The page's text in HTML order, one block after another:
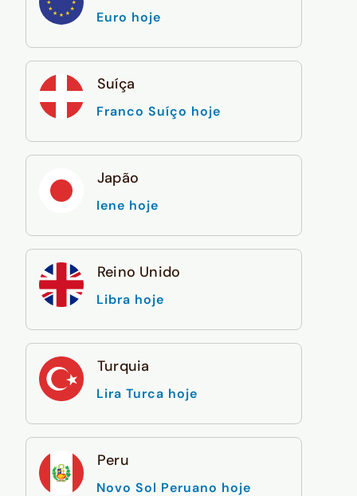
Euro hoje
Suíça
Franco Suíço hoje
Japão
Iene hoje
Reino Unido
Libra hoje
Turquia
Lira Turca hoje
Peru
Novo Sol Peruano hoje